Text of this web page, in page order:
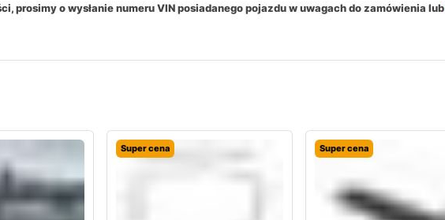
prosimy o wysłanie numeru VIN posiadanego pojazdu w uwagach do zamówienia lub
Super cena Super cena